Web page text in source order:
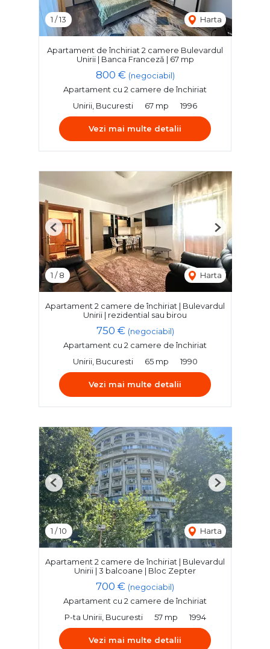
1 /13 Harta
Apartament de închiriat 2 camere Bulevardul
Unirii | Banca Franceză | 67 mp
800 € (negociabil)
Apartament cu 2 camere de închiriat
Unirii, Bucuresti
67 mp 1996
Vezi mai multe detalii
1 /8 Harta
Previous Next
Apartament 2 camere de închiriat | Bulevardul
Unirii | rezidential sau birou
750 € (negociabil)
Apartament cu 2 camere de închiriat
Unirii, Bucuresti
65 mp 1990
Vezi mai multe detalii
1 /10 Harta
Previous Next
Apartament 2 camere de închiriat | Bulevardul
Unirii | 3 balcoane | Bloc Zepter
700 € (negociabil)
Apartament cu 2 camere de închiriat
P-ta Unirii, Bucuresti
57 mp 1994
Vezi mai multe detalii